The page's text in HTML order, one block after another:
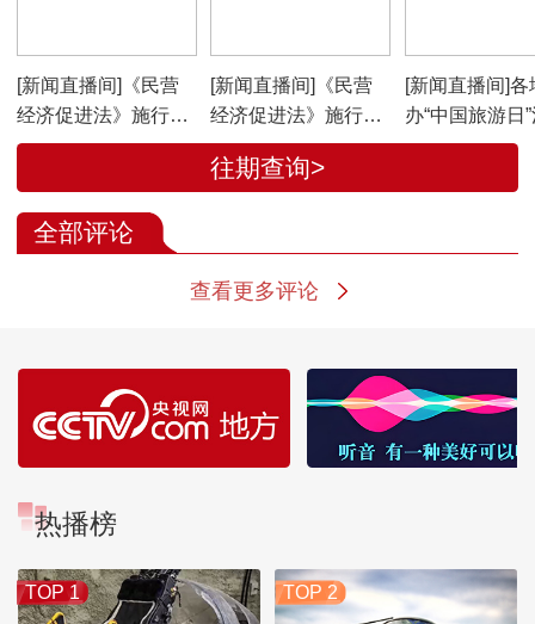
[新闻直播间]《民营
经济促进法》施行满
一周年 市场监管总
[新闻直播间]《民营
经济促进法》施行满
一周年 发现督促有关
单位整改问题文件1.3
[新闻直播间]各
办“中国旅游日
往期查询>
全部评论
查看更多评论
热播榜
TOP 1 TOP 2